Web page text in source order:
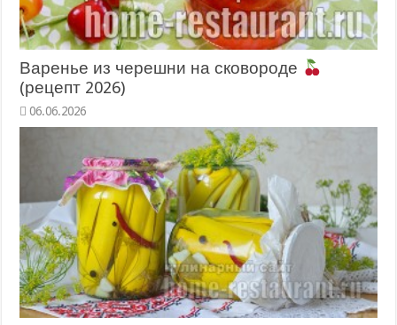
Варенье из черешни на сковороде
(рецепт 2026)
06.06.2026